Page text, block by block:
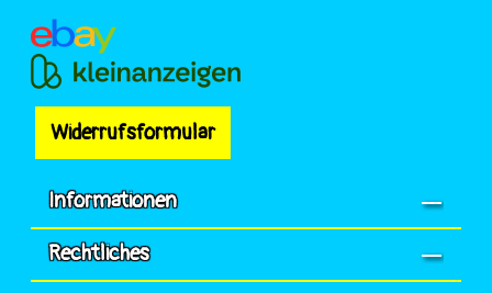
Widerrufsformular
Informationen
Rechtliches